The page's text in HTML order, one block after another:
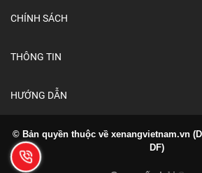
CHÍNH SÁCH
THÔNG TIN
HƯỚNG DẪN
© Bản quyền thuộc về xenangvietnam.vn
DF)